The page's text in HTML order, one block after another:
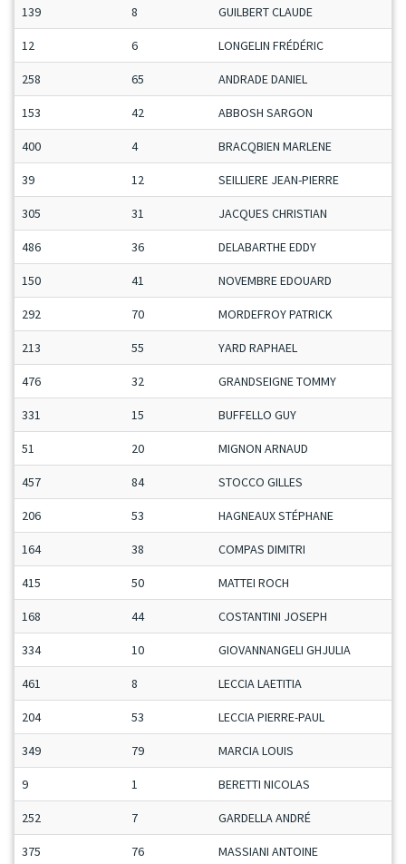
139 8 GUILBERT CLAUDE
12 6 LONGELIN FRÉDÉRIC
258 65 ANDRADE DANIEL
153 42 ABBOSH SARGON
400 4 BRACQBIEN MARLENE
39 12 SEILLIERE JEAN-PIERRE
305 31 JACQUES CHRISTIAN
486 36 DELABARTHE EDDY
150 41 NOVEMBRE EDOUARD
292 70 MORDEFROY PATRICK
213 55 YARD RAPHAEL
476 32 GRANDSEIGNE TOMMY
331 15 BUFFELLO GUY
51 20 MIGNON ARNAUD
457 84 STOCCO GILLES
206 53 HAGNEAUX STÉPHANE
164 38 COMPAS DIMITRI
415 50 MATTEI ROCH
168 44 COSTANTINI JOSEPH
334 10 GIOVANNANGELI GHJULIA
461 8 LECCIA LAETITIA
204 53 LECCIA PIERRE-PAUL
349 79 MARCIA LOUIS
9 1 BERETTI NICOLAS
252 7 GARDELLA ANDRÉ
375 76 MASSIANI ANTOINE